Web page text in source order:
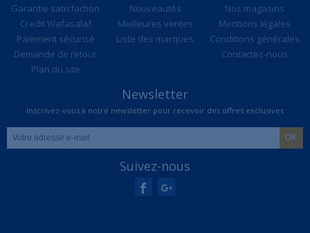
Garantie satisfaction
Credit Wafasalaf
Paiement sécurisé
Demande de retour
Plan du site
Nouveautés
Meilleures ventes
Liste des marques
Nos magasins
Mentions légales
Conditions générales
Contactez-nous
Newsletter
Inscrivez-vous à notre newsletter pour recevoir des offres exclusives
Suivez-nous